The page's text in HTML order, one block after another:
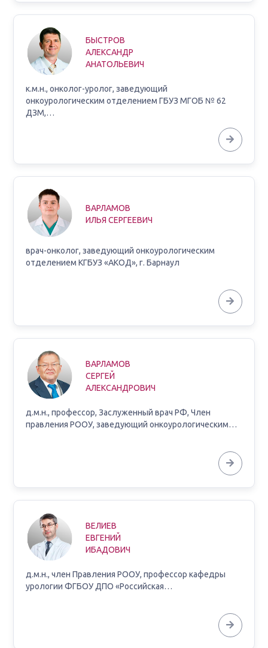
БЫСТРОВ
АЛЕКСАНДР
АНАТОЛЬЕВИЧ
к.м.н., онколог-уролог, заведующий
онкоурологическим отделением ГБУЗ МГОБ № 62
ДЗМ,…
ВАРЛАМОВ
ИЛЬЯ СЕРГЕЕВИЧ
врач-онколог, заведующий онкоурологическим
отделением КГБУЗ «АКОД», г. Барнаул
ВАРЛАМОВ
СЕРГЕЙ
АЛЕКСАНДРОВИЧ
д.м.н., профессор, Заслуженный врач РФ, Член
правления РООУ, заведующий онкоурологическим…
ВЕЛИЕВ
ЕВГЕНИЙ
ИБАДОВИЧ
д.м.н., член Правления РООУ, профессор кафедры
урологии ФГБОУ ДПО «Российская…